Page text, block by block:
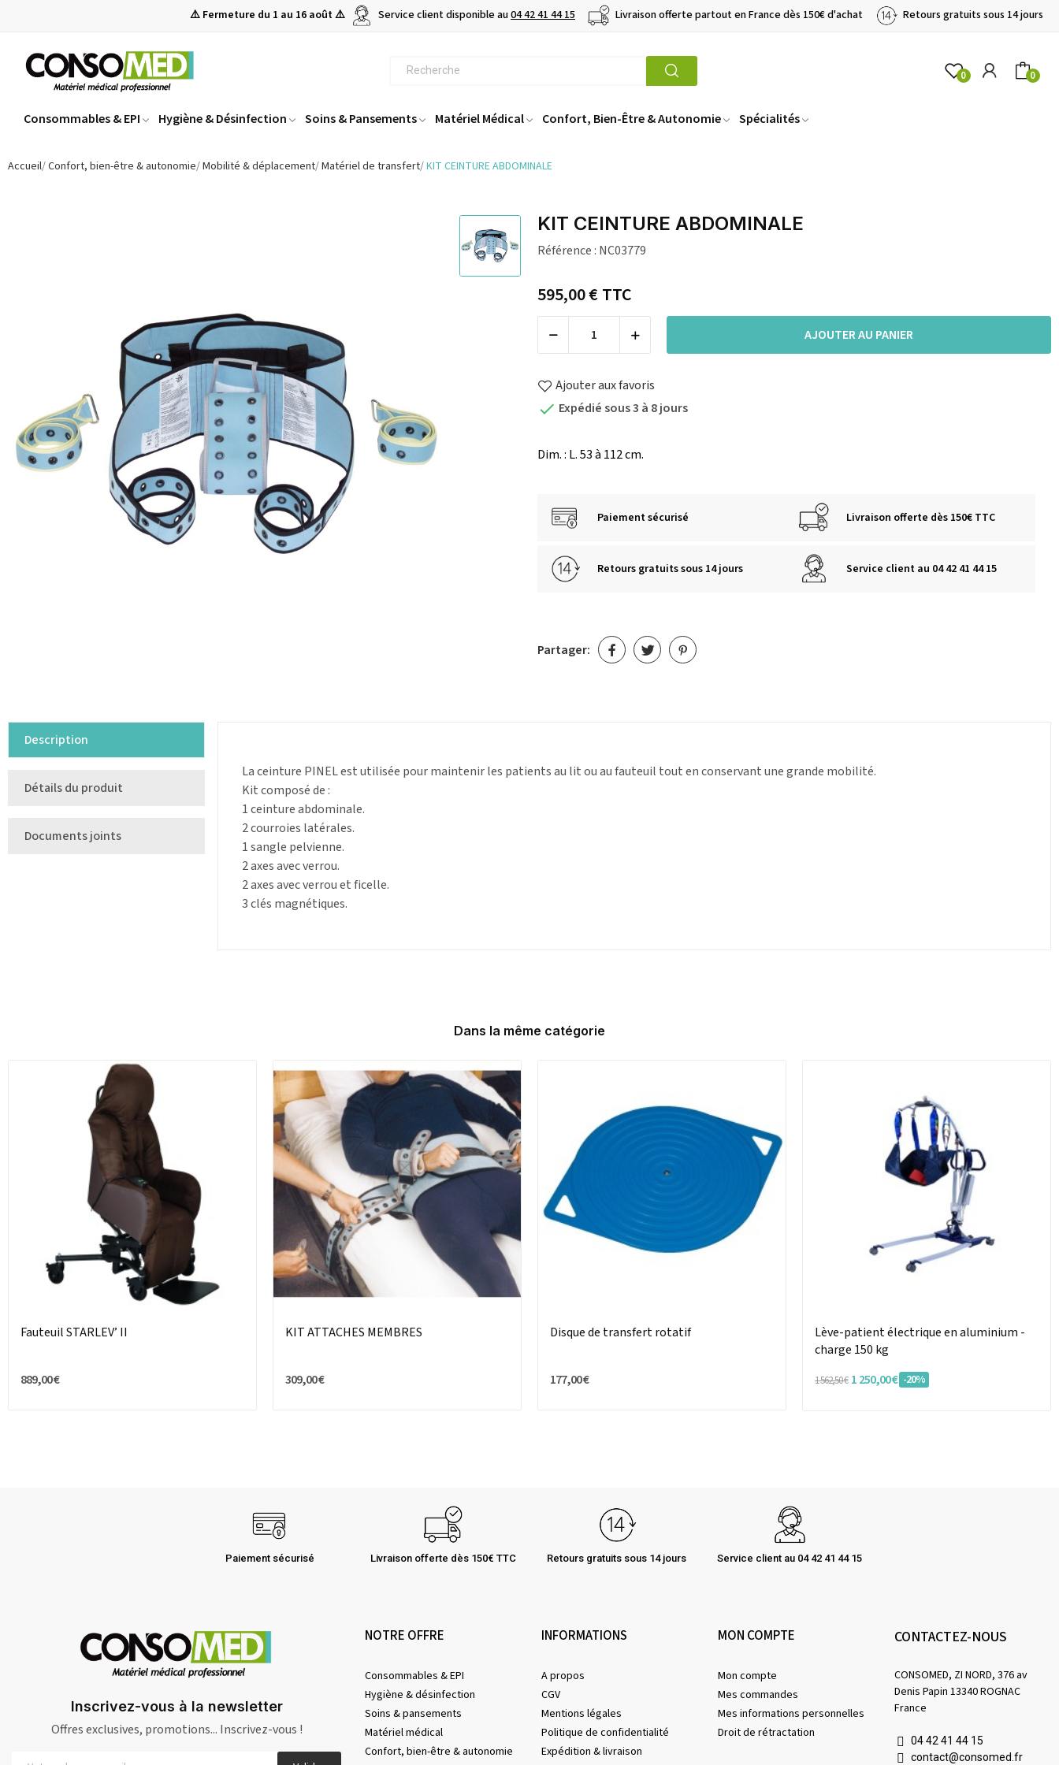
⚠️ Fermeture du 1 au 16 août ⚠️ Service client disponible au04 42 41 44 15 Livraison offerte partout en France dès 150€ d'achat Retours gratuits sous 14 jours
0 0
Consommables & EPI Hygiène & Désinfection Soins & Pansements Matériel Médical Confort, Bien-Être & Autonomie Spécialités
Accueil Confort, bien-être & autonomie Mobilité & déplacement Matériel de transfert KIT CEINTURE ABDOMINALE
KIT CEINTURE ABDOMINALE
Référence : NC03779
595,00 €TTC
AJOUTER AU PANIER
Ajouter aux favoris
 Expédié sous 3 à 8 jours
Dim. : L. 53 à 112 cm.
Paiement sécurisé Livraison offerte dès 150€ TTC
Retours gratuits sous 14 jours Service client au 04 42 41 44 15
Partager:
Description
Détails du produit
Documents joints
La ceinture PINEL est utilisée pour maintenir les patients au lit ou au fauteuil tout en conservant une grande mobilité.
Kit composé de :
1 ceinture abdominale.
2 courroies latérales.
1 sangle pelvienne.
2 axes avec verrou.
2 axes avec verrou et ficelle.
3 clés magnétiques.
Dans la même catégorie
Fauteuil STARLEV’ II
889,00 €
KIT ATTACHES MEMBRES
309,00 €
Disque de transfert rotatif
177,00 €
Lève-patient électrique en aluminium -
charge 150 kg
1 562,50 € 1 250,00 € -20%
Paiement sécurisé Livraison offerte dès 150€ TTC Retours gratuits sous 14 jours Service client au 04 42 41 44 15
Inscrivez-vous à la newsletter
Offres exclusives, promotions... Inscrivez-vous !
NOTRE OFFRE
Consommables & EPI
Hygiène & désinfection
Soins & pansements
Matériel médical
Confort, bien-être & autonomie
INFORMATIONS
A propos
CGV
Mentions légales
Politique de confidentialité
Expédition & livraison
MON COMPTE
Mon compte
Mes commandes
Mes informations personnelles
Droit de rétractation
CONTACTEZ-NOUS
CONSOMED, ZI NORD, 376 av
Denis Papin 13340 ROGNAC
France
04 42 41 44 15
contact@consomed.fr